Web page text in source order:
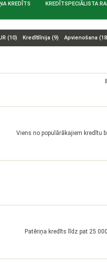
KREDĪTS KREDĪTSPECIĀLISTA
(10) Kredītlīnija (9) Apvienošana (18
Viens no populārākajiem kredītu
Patēriņa kredīts līdz pat 25